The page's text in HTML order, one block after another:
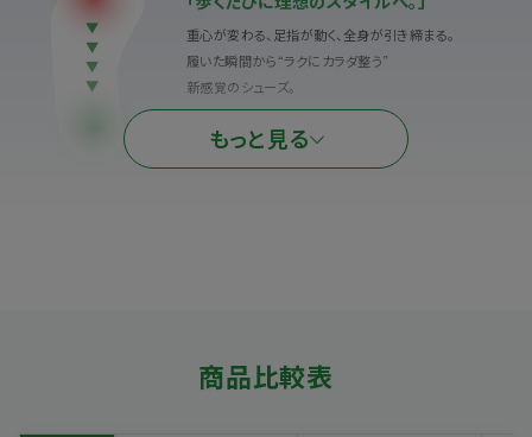
重心が変わる、足指が動く、全身が引き締まる。
履いた瞬間から“ラクにカラダ整う”
新感覚のシューズ。
もっと見る
商品比較表